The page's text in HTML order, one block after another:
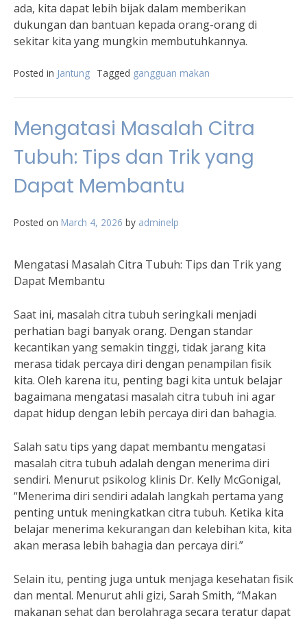
ada, kita dapat lebih bijak dalam memberikan
dukungan dan bantuan kepada orang-orang di
sekitar kita yang mungkin membutuhkannya.
Posted in Jantung Tagged gangguan makan
Mengatasi Masalah Citra
Tubuh: Tips dan Trik yang
Dapat Membantu
Posted on March 4, 2026 by adminelp
Mengatasi Masalah Citra Tubuh: Tips dan Trik yang
Dapat Membantu
Saat ini, masalah citra tubuh seringkali menjadi
perhatian bagi banyak orang. Dengan standar
kecantikan yang semakin tinggi, tidak jarang kita
merasa tidak percaya diri dengan penampilan fisik
kita. Oleh karena itu, penting bagi kita untuk belajar
bagaimana mengatasi masalah citra tubuh ini agar
dapat hidup dengan lebih percaya diri dan bahagia.
Salah satu tips yang dapat membantu mengatasi
masalah citra tubuh adalah dengan menerima diri
sendiri. Menurut psikolog klinis Dr. Kelly McGonigal,
“Menerima diri sendiri adalah langkah pertama yang
penting untuk meningkatkan citra tubuh. Ketika kita
belajar menerima kekurangan dan kelebihan kita, kita
akan merasa lebih bahagia dan percaya diri.”
Selain itu, penting juga untuk menjaga kesehatan fisik
dan mental. Menurut ahli gizi, Sarah Smith, “Makan
makanan sehat dan berolahraga secara teratur dapat